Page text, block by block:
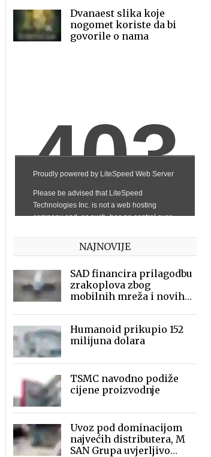
Dvanaest slika koje
nogomet koriste da bi
govorile o nama
NAJNOVIJE
SAD financira prilagodbu
zrakoplova zbog
mobilnih mreža i novih
Humanoid prikupio 152
milijuna dolara
TSMC navodno podiže
cijene proizvodnje
Uvoz pod dominacijom
najvećih distributera, M
SAN Grupa uvjerljivo